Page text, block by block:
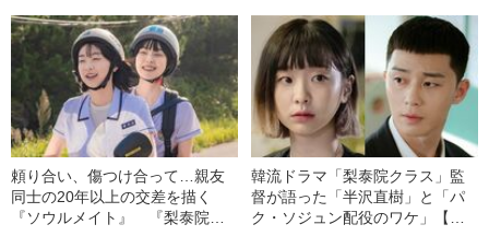
頼り合い、傷つけ合って…親友
同士の20年以上の交差を描く
『ソウルメイト』 『梨泰院ク
韓流ドラマ「梨泰院クラス」監
督が語った「半沢直樹」と「パ
ク・ソジュン配役のワケ」【単